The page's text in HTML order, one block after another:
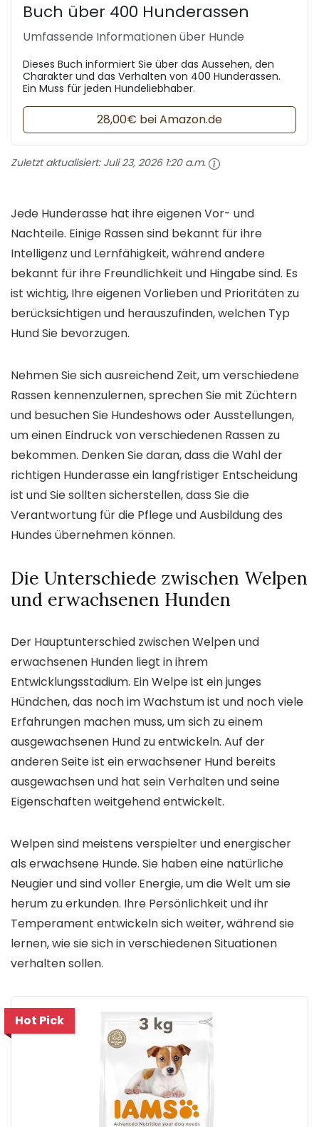
Buch über 400 Hunderassen
Umfassende Informationen über Hunde
Dieses Buch informiert Sie über das Aussehen, den
Charakter und das Verhalten von 400 Hunderassen.
Ein Muss für jeden Hundeliebhaber.
28,00€ bei Amazon.de
Zuletzt aktualisiert: Juli 23, 2026 1:20 a.m.
Jede Hunderasse hat ihre eigenen Vor- und
Nachteile. Einige Rassen sind bekannt für ihre
Intelligenz und Lernfähigkeit, während andere
bekannt für ihre Freundlichkeit und Hingabe sind. Es
ist wichtig, Ihre eigenen Vorlieben und Prioritäten zu
berücksichtigen und herauszufinden, welchen Typ
Hund Sie bevorzugen.
Nehmen Sie sich ausreichend Zeit, um verschiedene
Rassen kennenzulernen, sprechen Sie mit Züchtern
und besuchen Sie Hundeshows oder Ausstellungen,
um einen Eindruck von verschiedenen Rassen zu
bekommen. Denken Sie daran, dass die Wahl der
richtigen Hunderasse ein langfristiger Entscheidung
ist und Sie sollten sicherstellen, dass Sie die
Verantwortung für die Pflege und Ausbildung des
Hundes übernehmen können.
Die Unterschiede zwischen Welpen
und erwachsenen Hunden
Der Hauptunterschied zwischen Welpen und
erwachsenen Hunden liegt in ihrem
Entwicklungsstadium. Ein Welpe ist ein junges
Hündchen, das noch im Wachstum ist und noch viele
Erfahrungen machen muss, um sich zu einem
ausgewachsenen Hund zu entwickeln. Auf der
anderen Seite ist ein erwachsener Hund bereits
ausgewachsen und hat sein Verhalten und seine
Eigenschaften weitgehend entwickelt.
Welpen sind meistens verspielter und energischer
als erwachsene Hunde. Sie haben eine natürliche
Neugier und sind voller Energie, um die Welt um sie
herum zu erkunden. Ihre Persönlichkeit und ihr
Temperament entwickeln sich weiter, während sie
lernen, wie sie sich in verschiedenen Situationen
verhalten sollen.
Hot Pick